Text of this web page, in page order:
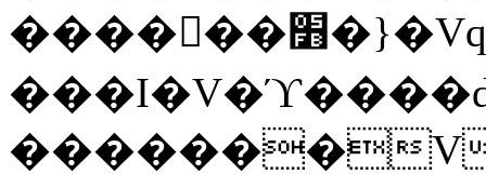
������׻�}�Vq���j¯���P�.QwO�ｓ
�������V